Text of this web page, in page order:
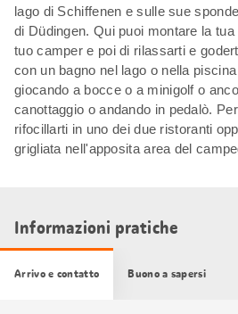
lago di Schiffenen e sulle sue
di Düdingen. Qui puoi montare la
tuo camper e poi di rilassarti e
con un bagno nel lago o nella
giocando a bocce o a minigolf o
canottaggio o andando in pedalò.
rifocillarti in uno dei due ristoranti
grigliata nell'apposita area del
Informazioni pratiche
Arrivo e contatto Buono a sapersi